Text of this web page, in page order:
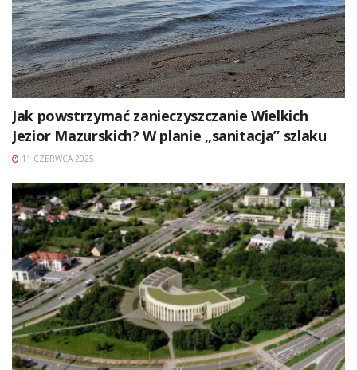
Jak powstrzymać zanieczyszczanie Wielkich
Jezior Mazurskich? W planie „sanitacja” szlaku
11 CZERWCA 2025